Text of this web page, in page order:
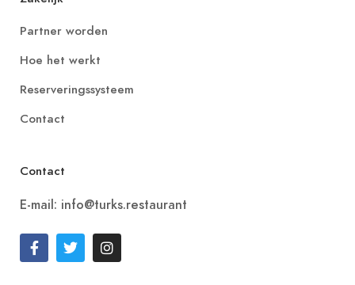
Partner worden
Hoe het werkt
Reserveringssysteem
Contact
Contact
E-mail: info@turks.restaurant